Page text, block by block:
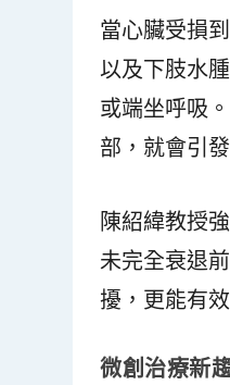
當心臟受損
以及下肢水
或端坐呼吸
部，就會引
陳紹緯教授
未完全衰退
擾，更能有
微創治療新